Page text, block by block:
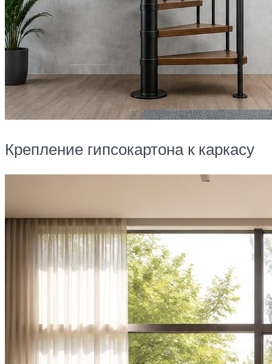
Крепление гипсокартона к каркасу